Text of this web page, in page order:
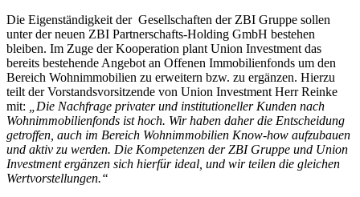
Die Eigenständigkeit der Gesellschaften der ZBI Gruppe sollen
unter der neuen ZBI Partnerschafts-Holding GmbH bestehen
bleiben. Im Zuge der Kooperation plant Union Investment das
bereits bestehende Angebot an Offenen Immobilienfonds um den
Bereich Wohnimmobilien zu erweitern bzw. zu ergänzen. Hierzu
teilt der Vorstandsvorsitzende von Union Investment Herr Reinke
mit:
„Die Nachfrage privater und institutioneller Kunden nach
Wohnimmobilienfonds ist hoch. Wir haben daher die Entscheidung
getroffen, auch im Bereich Wohnimmobilien Know-how aufzubauen
und aktiv zu werden. Die Kompetenzen der ZBI Gruppe und Union
Investment ergänzen sich hierfür ideal, und wir teilen die gleichen
Wertvorstellungen.“